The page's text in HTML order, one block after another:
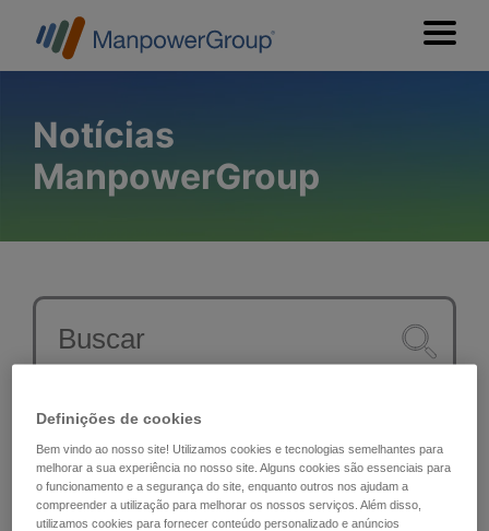
Notícias
ManpowerGroup
Todos
por Marca
por Categoria
Definições de cookies
Bem vindo ao nosso site! Utilizamos cookies e tecnologias semelhantes para
melhorar a sua experiência no nosso site. Alguns cookies são essenciais para
o funcionamento e a segurança do site, enquanto outros nos ajudam a
compreender a utilização para melhorar os nossos serviços. Além disso,
utilizamos cookies para fornecer conteúdo personalizado e anúncios